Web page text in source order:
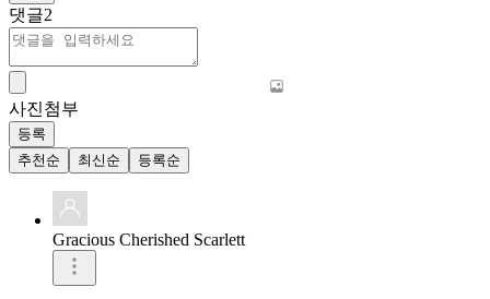
댓글2
사진첨부
등록
추천순
최신순 등록순
Gracious Cherished Scarlett